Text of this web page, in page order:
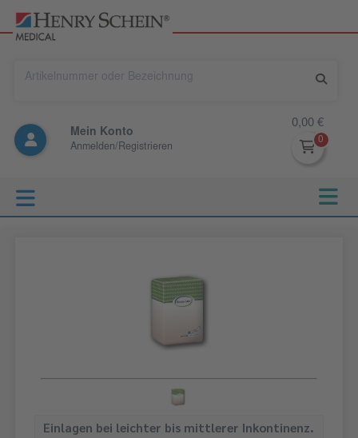
Mein Konto
Anmelden/Registrieren
0,00 €
Einlagen bei leichter bis mittlerer Inkontinenz.